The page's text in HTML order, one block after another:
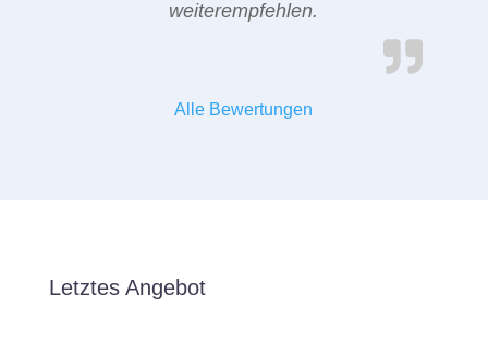
weiterempfehlen.
Alle Bewertungen
Letztes Angebot